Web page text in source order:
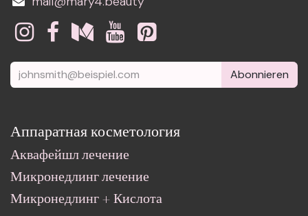
Abonnieren
Аппаратная косметология
Аквафейшл лечение
Микронедлинг лечение
Микронедлинг + Кислота